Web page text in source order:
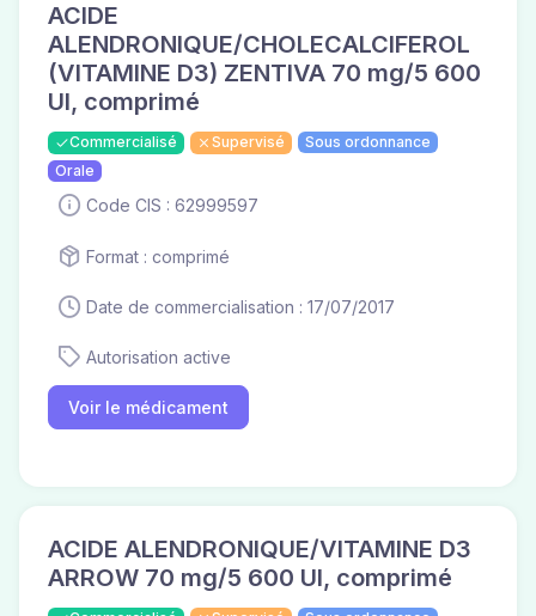
ACIDE
ALENDRONIQUE/CHOLECALCIFEROL
(VITAMINE D3) ZENTIVA 70 mg/5 600
UI, comprimé
Commercialisé Supervisé
Sous ordonnance
Orale
Code CIS : 62999597
Format : comprimé
Date de commercialisation : 17/07/2017
Autorisation active
Voir le médicament
ACIDE ALENDRONIQUE/VITAMINE D3
ARROW 70 mg/5 600 UI, comprimé